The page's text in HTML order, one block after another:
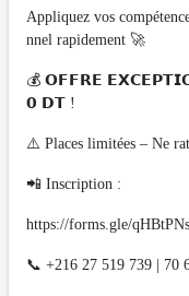
Appliquez vos
nnel rapidement 🚀
💰 𝗢𝗙𝗙𝗥𝗘
𝟬 𝗗𝗧 !
⚠️ Places limitées – Ne
📲 Inscription :
https://forms.gle/
📞 +216 27 519 739 | 70